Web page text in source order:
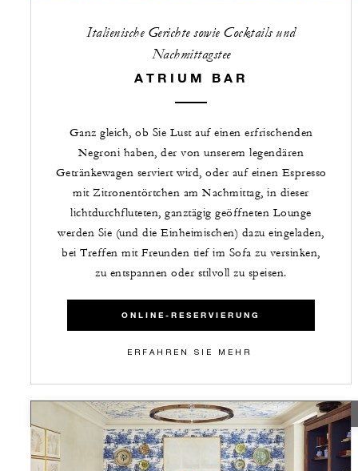
Italienische Gerichte sowie Cocktails und
Nachmittagstee
ATRIUM BAR
Ganz gleich, ob Sie Lust auf einen erfrischenden
Negroni haben, der von unserem legendären
Getränkewagen serviert wird, oder auf einen Espresso
mit Zitronentörtchen am Nachmittag, in dieser
lichtdurchfluteten, ganztägig geöffneten Lounge
werden Sie (und die Einheimischen) dazu eingeladen,
bei Treffen mit Freunden tief im Sofa zu versinken,
zu entspannen oder stilvoll zu speisen.
ONLINE-RESERVIERUNG
ERFAHREN SIE MEHR
TEMPORARILY CLOSED